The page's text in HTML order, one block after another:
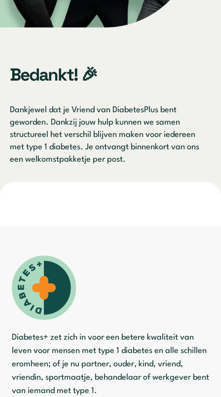
Bedankt! 🎉
Dankjewel dat je Vriend van DiabetesPlus bent
geworden. Dankzij jouw hulp kunnen we samen
structureel het verschil blijven maken voor iedereen
met type 1 diabetes. Je ontvangt binnenkort van ons
een welkomstpakketje per post.
Diabetes+ zet zich in voor een betere kwaliteit van
leven voor mensen met type 1 diabetes en alle schillen
eromheen; of je nu partner, ouder, kind, vriend,
vriendin, sportmaatje, behandelaar of werkgever bent
van iemand met type 1.